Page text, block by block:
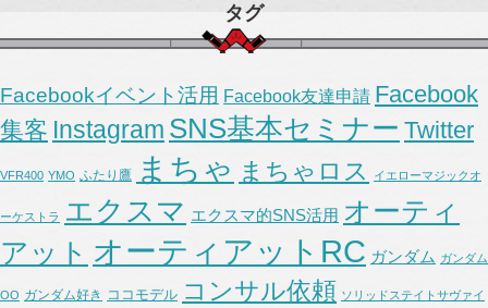
タグ
Facebookイベント活用 Facebook友達申請 Facebook
集客 Instagram SNS基本セミナー Twitter
VFR400 YMO ふたり鷹 まちゃ まちゃロス イエローマジックオ
ーケストラ エクスマ エクスマ的SNS活用 オーティ
アット オーティアットRC ガンダム ガンダム
OO ガンダム好き ココモデル コンサル依頼 ソリッドステイトサヴァイ